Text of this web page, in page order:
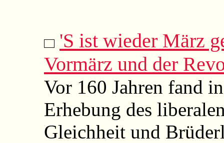
'S ist wieder März
Vormärz und der
Vor 160 Jahren fand
Erhebung des
Gleichheit und